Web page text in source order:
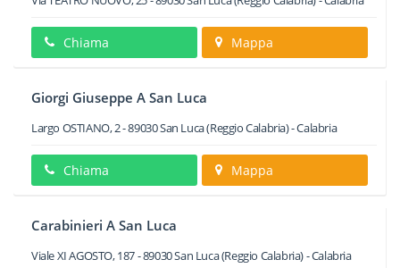
Chiama Mappa
Giorgi Giuseppe A San Luca
Largo OSTIANO, 2-89030San Luca(Reggio Calabria) -Calabria
Chiama Mappa
Carabinieri A San Luca
Viale XI AGOSTO, 187-89030San Luca(Reggio Calabria) -Calabria